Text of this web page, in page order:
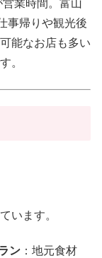
業時間。富山
事帰りや観光後
能なお店も多い
。
います。
ン ：地元食材